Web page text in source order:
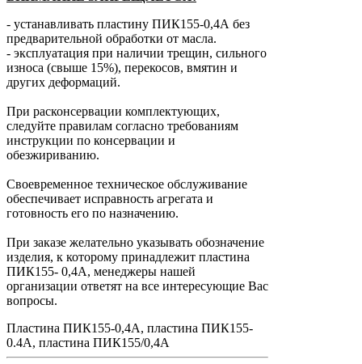
- устанавливать пластину ПИК155-0,4А без
предварительной обработки от масла.
- эксплуатация при наличии трещин, сильного
износа (свыше 15%), перекосов, вмятин и
других деформаций.
При расконсервации комплектующих,
следуйте правилам согласно требованиям
инструкции по консервации и
обезжириванию.
Своевременное техническое обслуживание
обеспечивает исправность агрегата и
готовность его по назначению.
При заказе желательно указывать обозначение
изделия, к которому принадлежит пластина
ПИК155- 0,4А, менеджеры нашей
организации ответят на все интересующие Вас
вопросы.
Пластина ПИК155-0,4А, пластина ПИК155-
0.4А, пластина ПИК155/0,4А